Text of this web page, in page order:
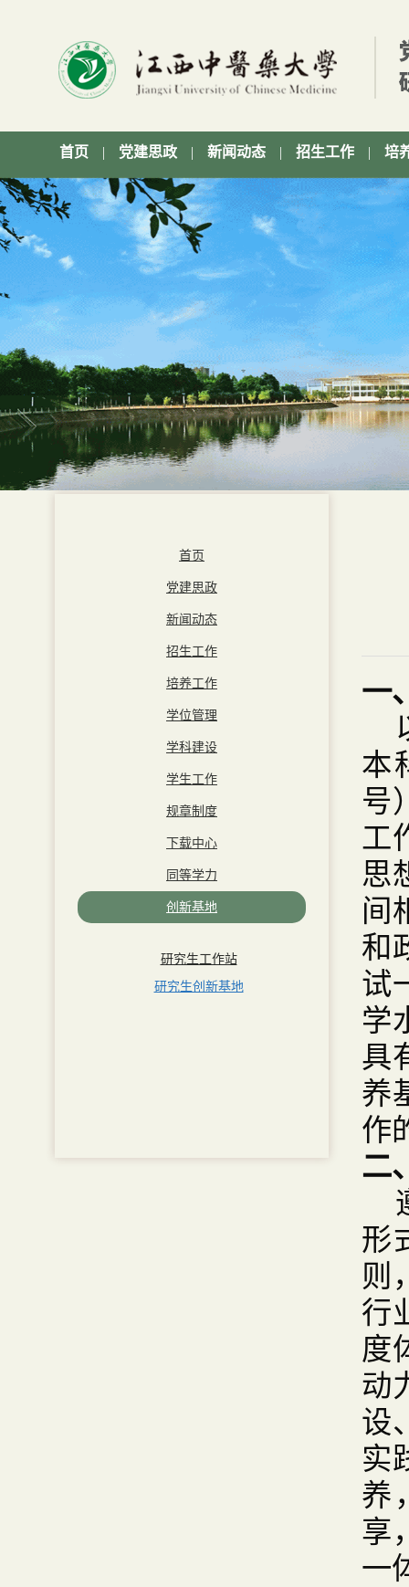
首页 | 党建思政 | 新闻动态 | 招生工作 | 培
首页
党建思政
新闻动态
招生工作
培养工作
学位管理
学科建设
学生工作
规章制度
下载中心
同等学力
创新基地
研究生工作站
研究生创新基地
一
本
号
工
思
间
和
试
学
具
养
作
二
形
则
行
度
动
设
实
养
享
一